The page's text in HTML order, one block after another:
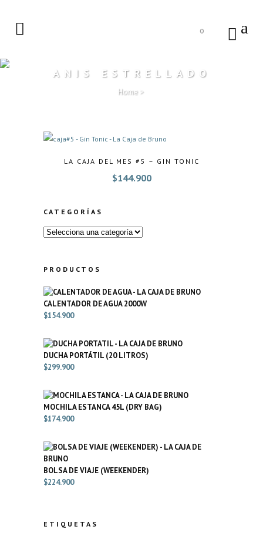
0
ANIS ESTRELLADO
Home>
CATEGORÍAS
PRODUCTOS
CALENTADOR DE AGUA 2000W
$154.900
DUCHA PORTÁTIL (20 LITROS)
$299.900
MOCHILA ESTANCA 45L (DRY BAG)
$174.900
BOLSA DE VIAJE (WEEKENDER)
$224.900
ETIQUETAS
LA CAJA DEL MES #5 – GIN TONIC
$144.900